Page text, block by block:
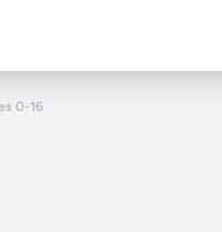
0-16